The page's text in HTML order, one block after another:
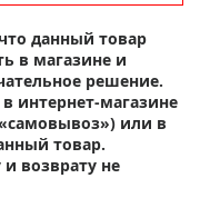
данный товар
в магазине и
решение.
интернет-магазине
или в
товар.
возврату не